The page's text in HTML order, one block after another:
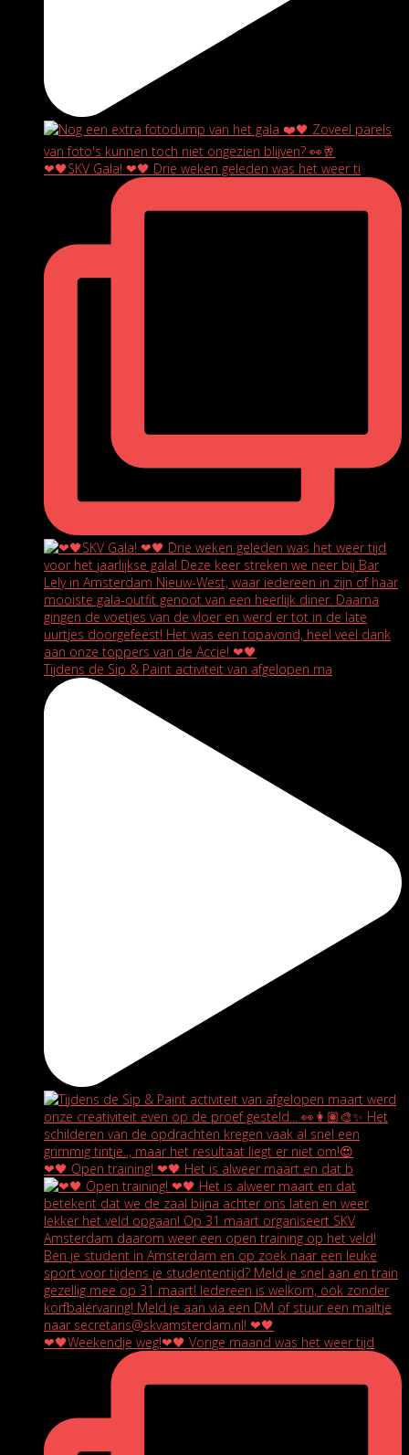
❤🖤SKV Gala! ❤🖤 Drie weken geleden was het weer ti
Tijdens de Sip & Paint activiteit van afgelopen ma
❤🖤 Open training! ❤🖤 Het is alweer maart en dat b
❤🖤Weekendje weg!❤🖤 Vorige maand was het weer tijd